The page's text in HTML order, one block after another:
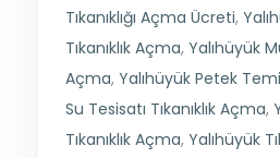
Tıkanıklığı Açma Ücreti,
Tıkanıklık Açma, Yalıhüyük
Açma, Yalıhüyük Petek
Su Tesisatı Tıkanıklık Açma,
Tıkanıklık Açma, Yalıhüyük